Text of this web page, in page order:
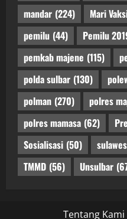
mandar (224) Mari
pemilu (44) Pemilu
pemkab majene (115)
polda sulbar (130)
polman (270) polres
polres mamasa (62)
Sosialisasi (50)
TMMD (56) Unsulbar
Tentang Kami